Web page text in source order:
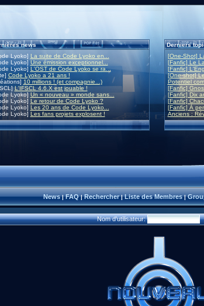
news
Lyoko] La suite de Code Lyoko en...
Lyoko]Une émission exceptionnel...
Lyoko] L'OST de Code Lyoko se ra...
Code Lyoko a 21 ans !
10 millions ! (et compagnie...)
L'IFSCL 4.6.X est jouable !
Lyoko] Un « nouveau » monde sans...
Lyoko] Le retour de Code Lyoko ?
Lyoko] Les 20 ans de Code Lyoko...
Lyoko] Les fans projets explosent !
Derniers
[One-Shot]
[Fanfic] Le
[Fanfic]
[One-shot]
Potentiel
[Fanfic]
[Fanfic] Dix
[Fanfic]
[Fanfic] À
Anciens :
News|FAQ|Rechercher|Liste des Membres|
Nom d'utilisateur: